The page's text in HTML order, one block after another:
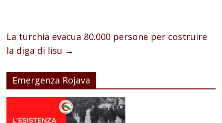
La turchia evacua 80.000 persone per costruire
la diga di lisu →
Emergenza Rojava